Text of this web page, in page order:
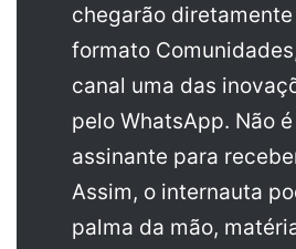
chegarão
formato
canal uma das
pelo WhatsApp. Não
assinante para
Assim, o internauta
palma da mão,